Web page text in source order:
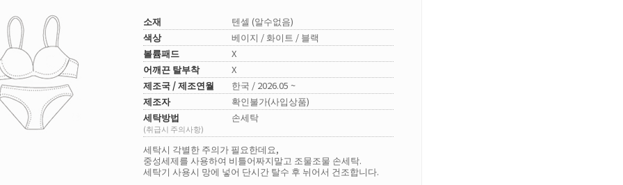
소재
텐셀 (알수없음)
색상
베이지 / 화이트 / 블랙
볼륨패드
X
어깨끈 탈부착
X
제조국 / 제조연월
한국 / 2026.05 ~
제조자
확인불가(사입상품)
세탁방법
(취급시 주의사항)
손세탁
세탁시 각별한 주의가 필요한데요,
중성세제를 사용하여 비틀어짜지말고 조물조물 손세탁.
세탁기 사용시 망에 넣어 단시간 탈수 후 뉘어서 건조합니다.